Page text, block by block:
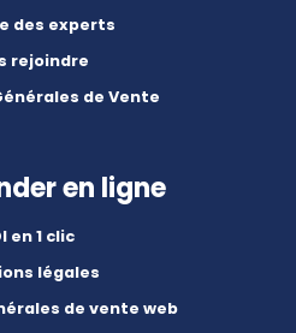
des experts
rejoindre
de Vente
en ligne
en 1 clic
légales
de vente web